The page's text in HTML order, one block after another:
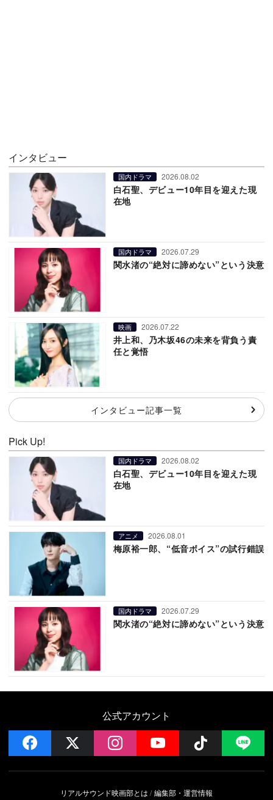
インタビュー
国内ドラマ 2026.08.02
白石聖、デビュー10年目を迎えた現
在地
国内ドラマ 2026.07.29
関水渚の“絶対に諦めない”という決意
映画 2026.07.22
井上和、乃木坂46の未来を背負う責
任と覚悟
インタビュー記事一覧
Pick Up!
国内ドラマ 2026.08.02
白石聖、デビュー10年目を迎えた現
在地
アニメ 2026.08.01
梅原裕一郎、“低音ボイス”の試行錯誤
国内ドラマ 2026.07.29
関水渚の“絶対に諦めない”という決意
公式アカウント
facebook instagramYouTube Follow
リアルサウンド映画部とは 編集部・運営情報